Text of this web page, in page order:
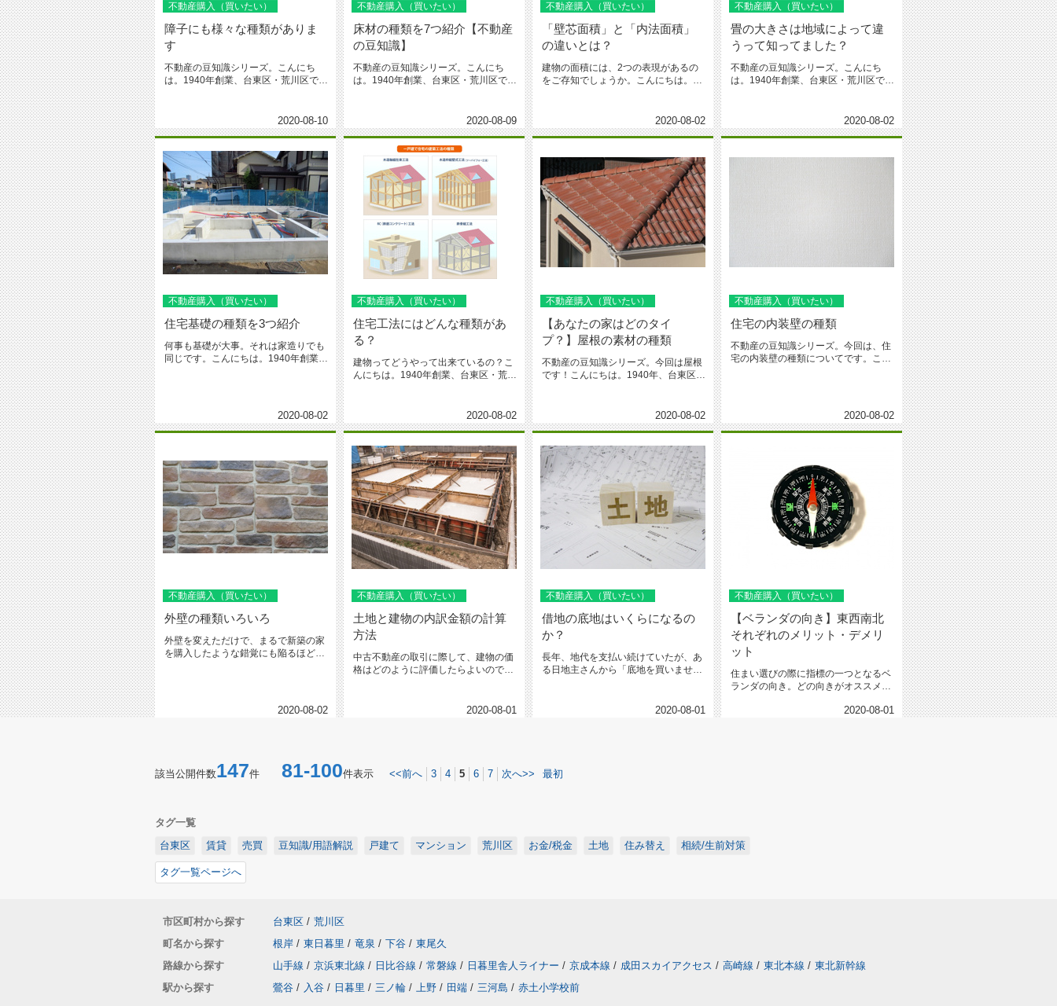
不動産購入（買いたい）
障子にも様々な種類がありま
す
不動産の豆知識シリーズ。こんにち
は。1940年創業、台東区・荒川区で地
2020-08-10
不動産購入（買いたい）
床材の種類を7つ紹介【不動産
の豆知識】
不動産の豆知識シリーズ。こんにち
は。1940年創業、台東区・荒川区で地
2020-08-09
不動産購入（買いたい）
「壁芯面積」と「内法面積」
の違いとは？
建物の面積には、2つの表現があるの
をご存知でしょうか。こんにちは。
2020-08-02
不動産購入（買いたい）
畳の大きさは地域によって違
うって知ってました？
不動産の豆知識シリーズ。こんにち
は。1940年創業、台東区・荒川区で地
2020-08-02
不動産購入（買いたい）
住宅基礎の種類を3つ紹介
何事も基礎が大事。それは家造りでも
同じです。こんにちは。1940年創業、
2020-08-02
不動産購入（買いたい）
住宅工法にはどんな種類があ
る？
建物ってどうやって出来ているの？こ
んにちは。1940年創業、台東区・荒川
2020-08-02
不動産購入（買いたい）
【あなたの家はどのタイ
プ？】屋根の素材の種類
不動産の豆知識シリーズ。今回は屋根
です！こんにちは。1940年、台東区・
2020-08-02
不動産購入（買いたい）
住宅の内装壁の種類
不動産の豆知識シリーズ。今回は、住
宅の内装壁の種類についてです。こん
2020-08-02
不動産購入（買いたい）
外壁の種類いろいろ
外壁を変えただけで、まるで新築の家
を購入したような錯覚にも陥るほど家
2020-08-02
不動産購入（買いたい）
土地と建物の内訳金額の計算
方法
中古不動産の取引に際して、建物の価
格はどのように評価したらよいのでし
2020-08-01
不動産購入（買いたい）
借地の底地はいくらになるの
か？
長年、地代を支払い続けていたが、あ
る日地主さんから「底地を買いません
2020-08-01
不動産購入（買いたい）
【ベランダの向き】東西南北
それぞれのメリット・デメリ
ット
住まい選びの際に指標の一つとなるベ
ランダの向き。どの向きがオススメ？
2020-08-01
該当公開件数147件 81-100件表示 <<前へ 3 4 5 6 7 次へ>> 最初
タグ一覧
台東区
賃貸 売買 豆知識/用語解説 戸建て マンション 荒川区 お金/税金 土地 住み替え 相続/生前対策
タグ一覧ページへ
市区町村から探す 台東区 / 荒川区
町名から探す
根岸 / 東日暮里 / 竜泉 / 下谷 / 東尾久
路線から探す
山手線 / 京浜東北線 / 日比谷線 / 常磐線 / 日暮里舎人ライナー / 京成本線 / 成田スカイアクセス / 高崎線 / 東北本線 / 東北新幹線
駅から探す
鶯谷 / 入谷 / 日暮里 / 三ノ輪 / 上野 / 田端 / 三河島 / 赤土小学校前